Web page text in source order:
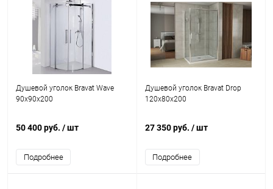
Душевой уголок Bravat Wave
90х90х200
50 400 руб. / шт
Подробнее
Душевой уголок Bravat Drop
120х80х200
27 350 руб. / шт
Подробнее